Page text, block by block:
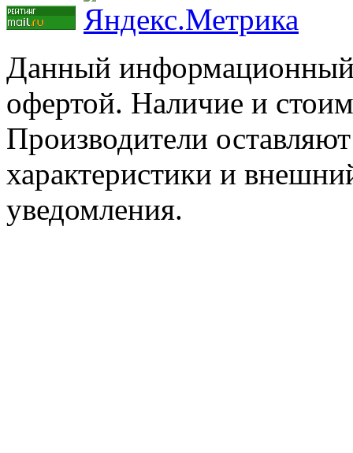
Данный информационный
офертой. Наличие и
Производители
характеристики и
уведомления.